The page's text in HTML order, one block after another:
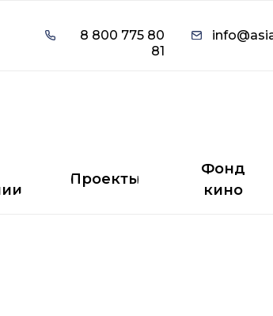
8 800 775 80
81
8 800 775 80
81
Фонд
кино
Проекты